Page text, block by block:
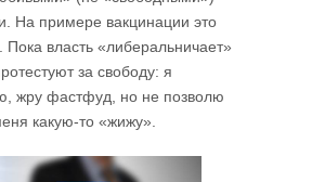
На примере вакцинации это
Пока власть «либеральничает»
за свободу: я
жру фастфуд, но не позволю
какую-то «жижу».